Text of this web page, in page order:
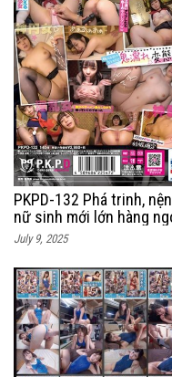
PKPD-132 Phá trinh,
nữ sinh mới lớn hàng
July 9, 2025